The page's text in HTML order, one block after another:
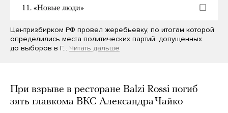
Центризбирком РФ провел жеребьевку, по итогам которой
определились места политических партий, допущенных
до выборов в Г… Читать дальше
При взрыве в ресторане Balzi Rossi погиб
зять главкома ВКС Александра Чайко